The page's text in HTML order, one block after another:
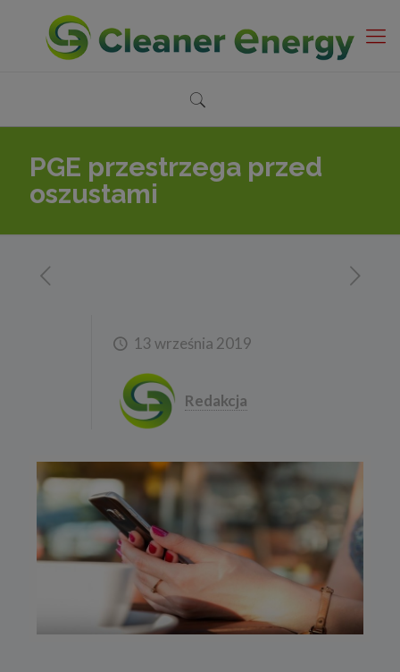
PGE przestrzega przed
oszustami
13 września 2019
Redakcja